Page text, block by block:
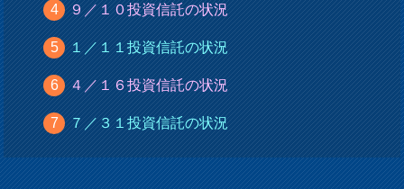
９／１０投資信託の状況
１／１１投資信託の状況
４／１６投資信託の状況
７／３１投資信託の状況